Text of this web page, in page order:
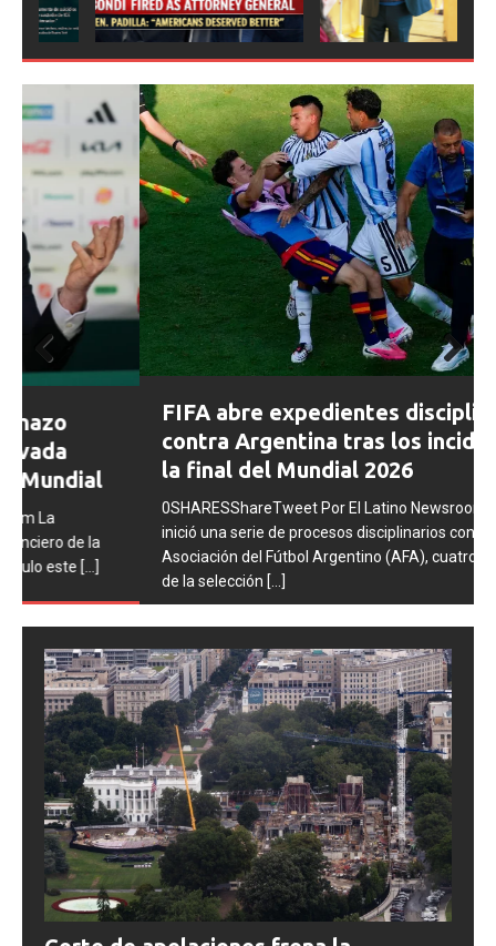
ious
FIFA abre expedientes disciplinarios
contra Argentina tras los incidentes en
la final del Mundial 2026
0SHARESShareTweet Por El Latino Newsroom La FIFA
inició una serie de procesos disciplinarios contra la
Asociación del Fútbol Argentino (AFA), cuatro integrantes
de la selección
[...]
Prev